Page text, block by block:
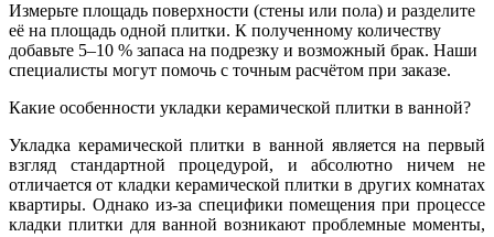
Измерьте площадь поверхности (стены или пола) и разделите
её на площадь одной плитки. К полученному количеству
добавьте 5–10 % запаса на подрезку и возможный брак. Наши
специалисты могут помочь с точным расчётом при заказе.
Какие особенности укладки керамической плитки в ванной?
Укладка керамической плитки в ванной является на первый
взгляд стандартной процедурой, и абсолютно ничем не
отличается от кладки керамической плитки в других комнатах
квартиры. Однако из-за специфики помещения при процессе
кладки плитки для ванной возникают проблемные моменты,